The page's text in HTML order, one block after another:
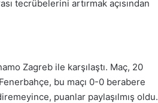
tecrübelerini artırmak açısından
Zagreb ile karşılaştı. Maç, 20
bu maçı 0-0 berabere
puanlar paylaşılmış oldu.